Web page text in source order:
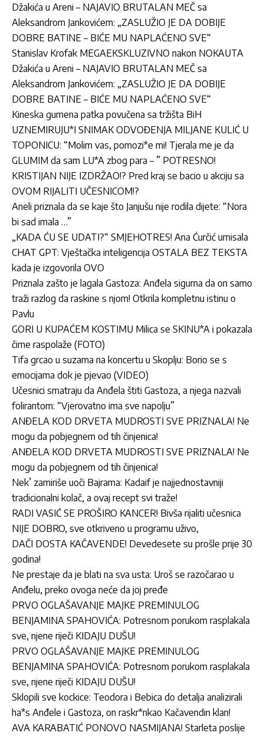
Džakića u Areni – NAJAVIO BRUTALAN MEČ sa
Aleksandrom Jankovićem: „ZASLUŽIO JE DA DOBIJE
DOBRE BATINE – BIĆE MU NAPLAĆENO SVE“
Stanislav Krofak MEGAEKSKLUZIVNO nakon NOKAUTA
Džakića u Areni – NAJAVIO BRUTALAN MEČ sa
Aleksandrom Jankovićem: „ZASLUŽIO JE DA DOBIJE
DOBRE BATINE – BIĆE MU NAPLAĆENO SVE“
Kineska gumena patka povučena sa tržišta BiH
UZNEMIRUJU*I SNIMAK ODVOĐENJA MILJANE KULIĆ U
TOPONICU: “Molim vas, pomozi*e mi! Tjerala me je da
GLUMIM da sam LU*A zbog para – ” POTRESNO!
KRISTIJAN NIJE IZDRŽAO!? Pred kraj se bacio u akciju sa
OVOM RIJALITI UČESNICOM!?
Aneli priznala da se kaje što Janjušu nije rodila dijete: “Nora
bi sad imala …”
„KADA ĆU SE UDATI?“ SMJEHOTRES! Ana Ćurčić urnisala
CHAT GPT: Vještačka inteligencija OSTALA BEZ TEKSTA
kada je izgovorila OVO
Priznala zašto je lagala Gastoza: Anđela sigurna da on samo
traži razlog da raskine s njom! Otkrila kompletnu istinu o
Pavlu
GORI U KUPAĆEM KOSTIMU Milica se SKINU*A i pokazala
čime raspolaže (FOTO)
Tifa grcao u suzama na koncertu u Skoplju: Borio se s
emocijama dok je pjevao (VIDEO)
Učesnici smatraju da Anđela štiti Gastoza, a njega nazvali
folirantom: “Vjerovatno ima sve napolju”
ANĐELA KOD DRVETA MUDROSTI SVE PRIZNALA! Ne
mogu da pobjegnem od tih činjenica!
ANĐELA KOD DRVETA MUDROSTI SVE PRIZNALA! Ne
mogu da pobjegnem od tih činjenica!
Nek’ zamiriše uoči Bajrama: Kadaif je najjednostavniji
tradicionalni kolač, a ovaj recept svi traže!
RADI VASIĆ SE PROŠIRO KANCER! Bivša rijaliti učesnica
NIJE DOBRO, sve otkriveno u programu uživo,
DAČI DOSTA KAČAVENDE! Devedesete su prošle prije 30
godina!
Ne prestaje da je blati na sva usta: Uroš se razočarao u
Anđelu, preko ovoga neće da joj pređe
PRVO OGLAŠAVANJE MAJKE PREMINULOG
BENJAMINA SPAHOVIĆA: Potresnom porukom rasplakala
sve, njene riječi KIDAJU DUŠU!
PRVO OGLAŠAVANJE MAJKE PREMINULOG
BENJAMINA SPAHOVIĆA: Potresnom porukom rasplakala
sve, njene riječi KIDAJU DUŠU!
Sklopili sve kockice: Teodora i Bebica do detalja analizirali
ha*s Anđele i Gastoza, on raskr*nkao Kačavendin klan!
AVA KARABATIĆ PONOVO NASMIJANA! Starleta poslije